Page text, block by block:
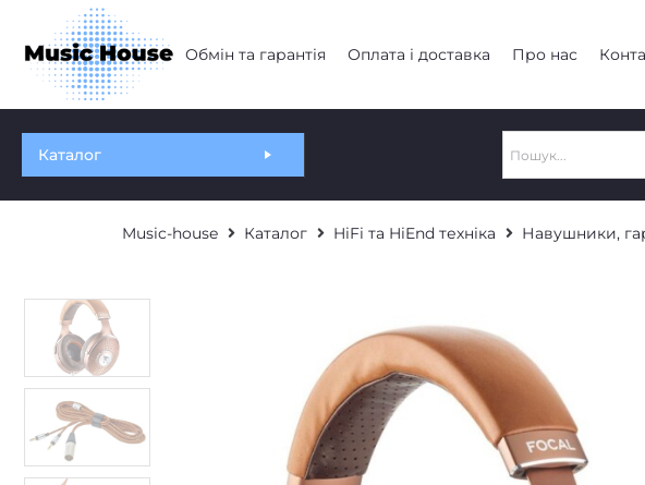
Обмін та гарантія Оплата і доставка Про нас
Каталог
Music-house Каталог HiFi та HiEnd техніка Навушники,